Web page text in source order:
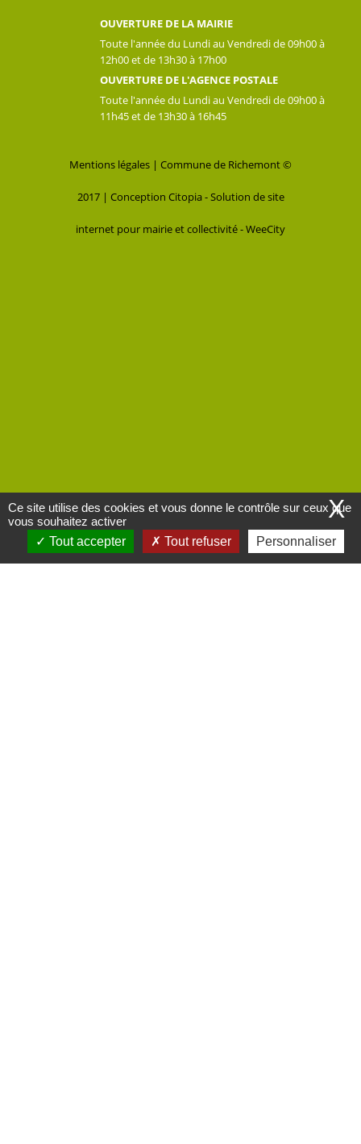
OUVERTURE DE LA MAIRIE
Toute l'année du Lundi au Vendredi de 09h00 à
12h00 et de 13h30 à 17h00
OUVERTURE DE L'AGENCE POSTALE
Toute l'année du Lundi au Vendredi de 09h00 à
11h45 et de 13h30 à 16h45
Mentions légales | Commune de Richemont ©
2017 | Conception Citopia-Solution de site
internet pour mairie et collectivité - WeeCity
X
Ce site utilise des cookies et vous donne le contrôle sur ceux que
vous souhaitez activer
Tout accepter
Tout refuser Personnaliser